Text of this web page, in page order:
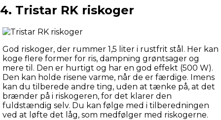
4. Tristar RK riskoger
God riskoger, der rummer 1,5 liter i rustfrit stål. Her kan
koge flere former for ris, dampning grøntsager og
mere til. Den er hurtigt og har en god effekt (500 W).
Den kan holde risene varme, når de er færdige. Imens
kan du tilberede andre ting, uden at tænke på, at det
brænder på i riskogeren, for det klarer den
fuldstændig selv. Du kan følge med i tilberedningen
ved at løfte det låg, som medfølger med riskogerne.